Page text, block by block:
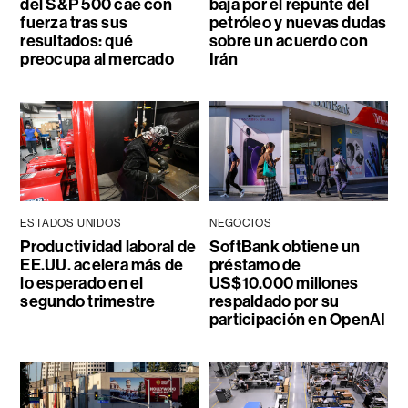
del S&P 500 cae con
fuerza tras sus
resultados: qué
preocupa al mercado
baja por el repunte del
petróleo y nuevas dudas
sobre un acuerdo con
Irán
ESTADOS UNIDOS
Productividad laboral de
EE.UU. acelera más de
lo esperado en el
segundo trimestre
NEGOCIOS
SoftBank obtiene un
préstamo de
US$10.000 millones
respaldado por su
participación en OpenAI